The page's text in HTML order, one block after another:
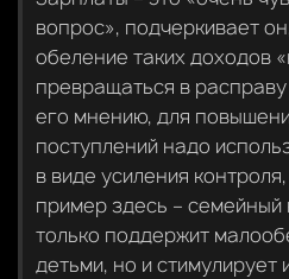
вопрос», подчеркивает
обеление таких доходов
превращаться в
его мнению, для
поступлений надо
в виде усиления
пример здесь – семейный
только поддержит
детьми, но и стимулирует